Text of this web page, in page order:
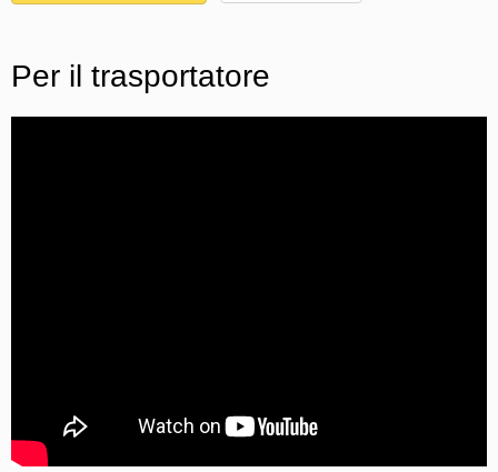
Per il trasportatore